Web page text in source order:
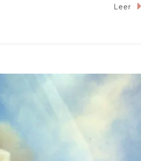
Leer